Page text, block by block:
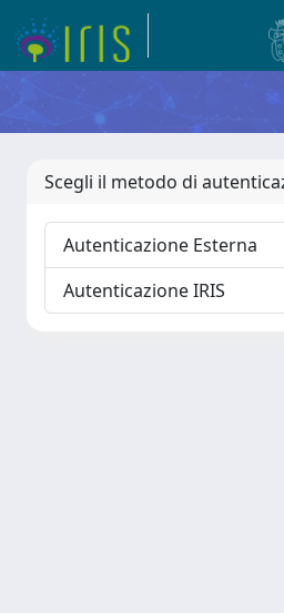
Scegli il metodo di
Autenticazione Esterna
Autenticazione IRIS